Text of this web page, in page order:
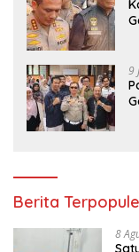
9
Berita
8